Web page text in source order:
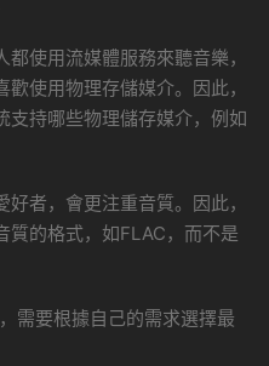
使用流媒體服務來聽音樂，
使用物理存儲媒介。因此，
支持哪些物理儲存媒介，例如
者，會更注重音質。因此，
質的格式，如FLAC，而不是
需要根據自己的需求選擇最